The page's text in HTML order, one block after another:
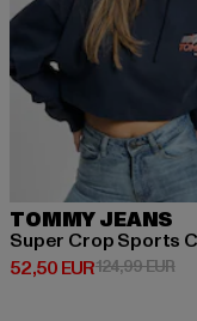
TOMMY JEANS
Super Crop Sports
52,50 EUR
Derzeitiger Preis: 52,50
124,99 EUR